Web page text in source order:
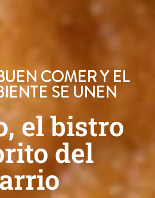
COMER Y EL
SE UNEN
el bistro
del